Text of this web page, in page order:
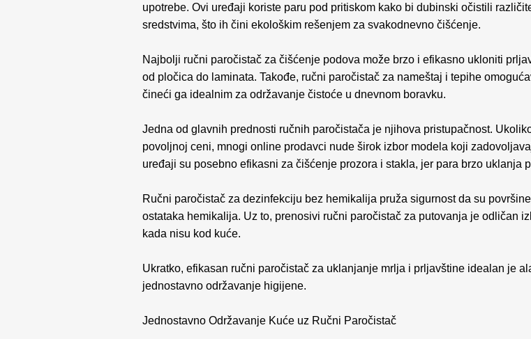
upotrebe. Ovi uređaji koriste paru pod pritiskom kako bi dubinski očistili
sredstvima, što ih čini ekološkim rešenjem za svakodnevno čišćenje.
Najbolji ručni paročistač za čišćenje podova može brzo i efikasno ukloniti
od pločica do laminata. Takođe, ručni paročistač za nameštaj i tepihe
čineći ga idealnim za održavanje čistoće u dnevnom boravku.
Jedna od glavnih prednosti ručnih paročistača je njihova pristupačnost.
povoljnoj ceni, mnogi online prodavci nude širok izbor modela koji
uređaji su posebno efikasni za čišćenje prozora i stakla, jer para brzo uklanja
Ručni paročistač za dezinfekciju bez hemikalija pruža sigurnost da su
ostataka hemikalija. Uz to, prenosivi ručni paročistač za putovanja je odličan
kada nisu kod kuće.
Ukratko, efikasan ručni paročistač za uklanjanje mrlja i prljavštine idealan je
jednostavno održavanje higijene.
Jednostavno Održavanje Kuće uz Ručni Paročistač